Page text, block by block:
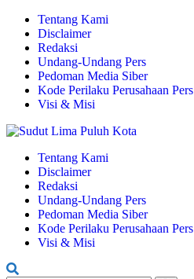
Tentang Kami
Disclaimer
Redaksi
Undang-Undang Pers
Pedoman Media Siber
Kode Perilaku Perusahaan Pers
Visi & Misi
Tentang Kami
Disclaimer
Redaksi
Undang-Undang Pers
Pedoman Media Siber
Kode Perilaku Perusahaan Pers
Visi & Misi